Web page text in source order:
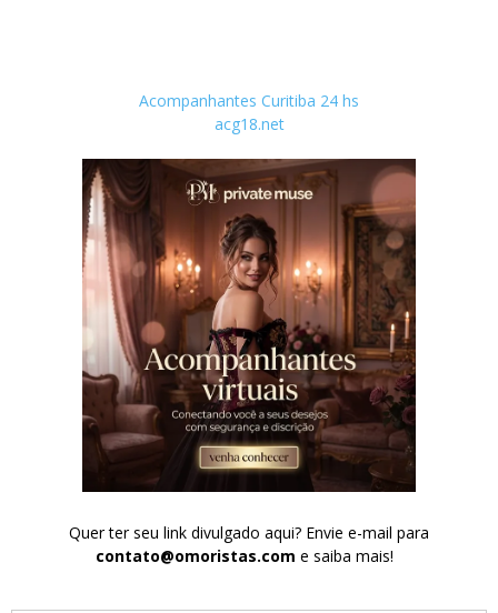
Acompanhantes Curitiba 24 hs
acg18.net
Quer ter seu link divulgado aqui? Envie e-mail para
contato@omoristas.com e saiba mais!